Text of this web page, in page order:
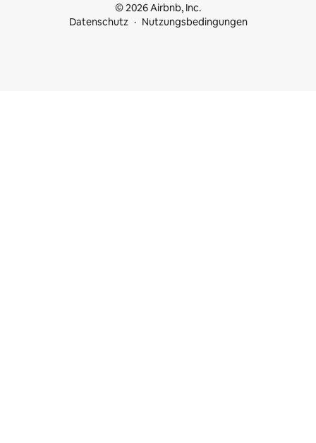
© 2026 Airbnb, Inc.
Datenschutz
Nutzungsbedingungen